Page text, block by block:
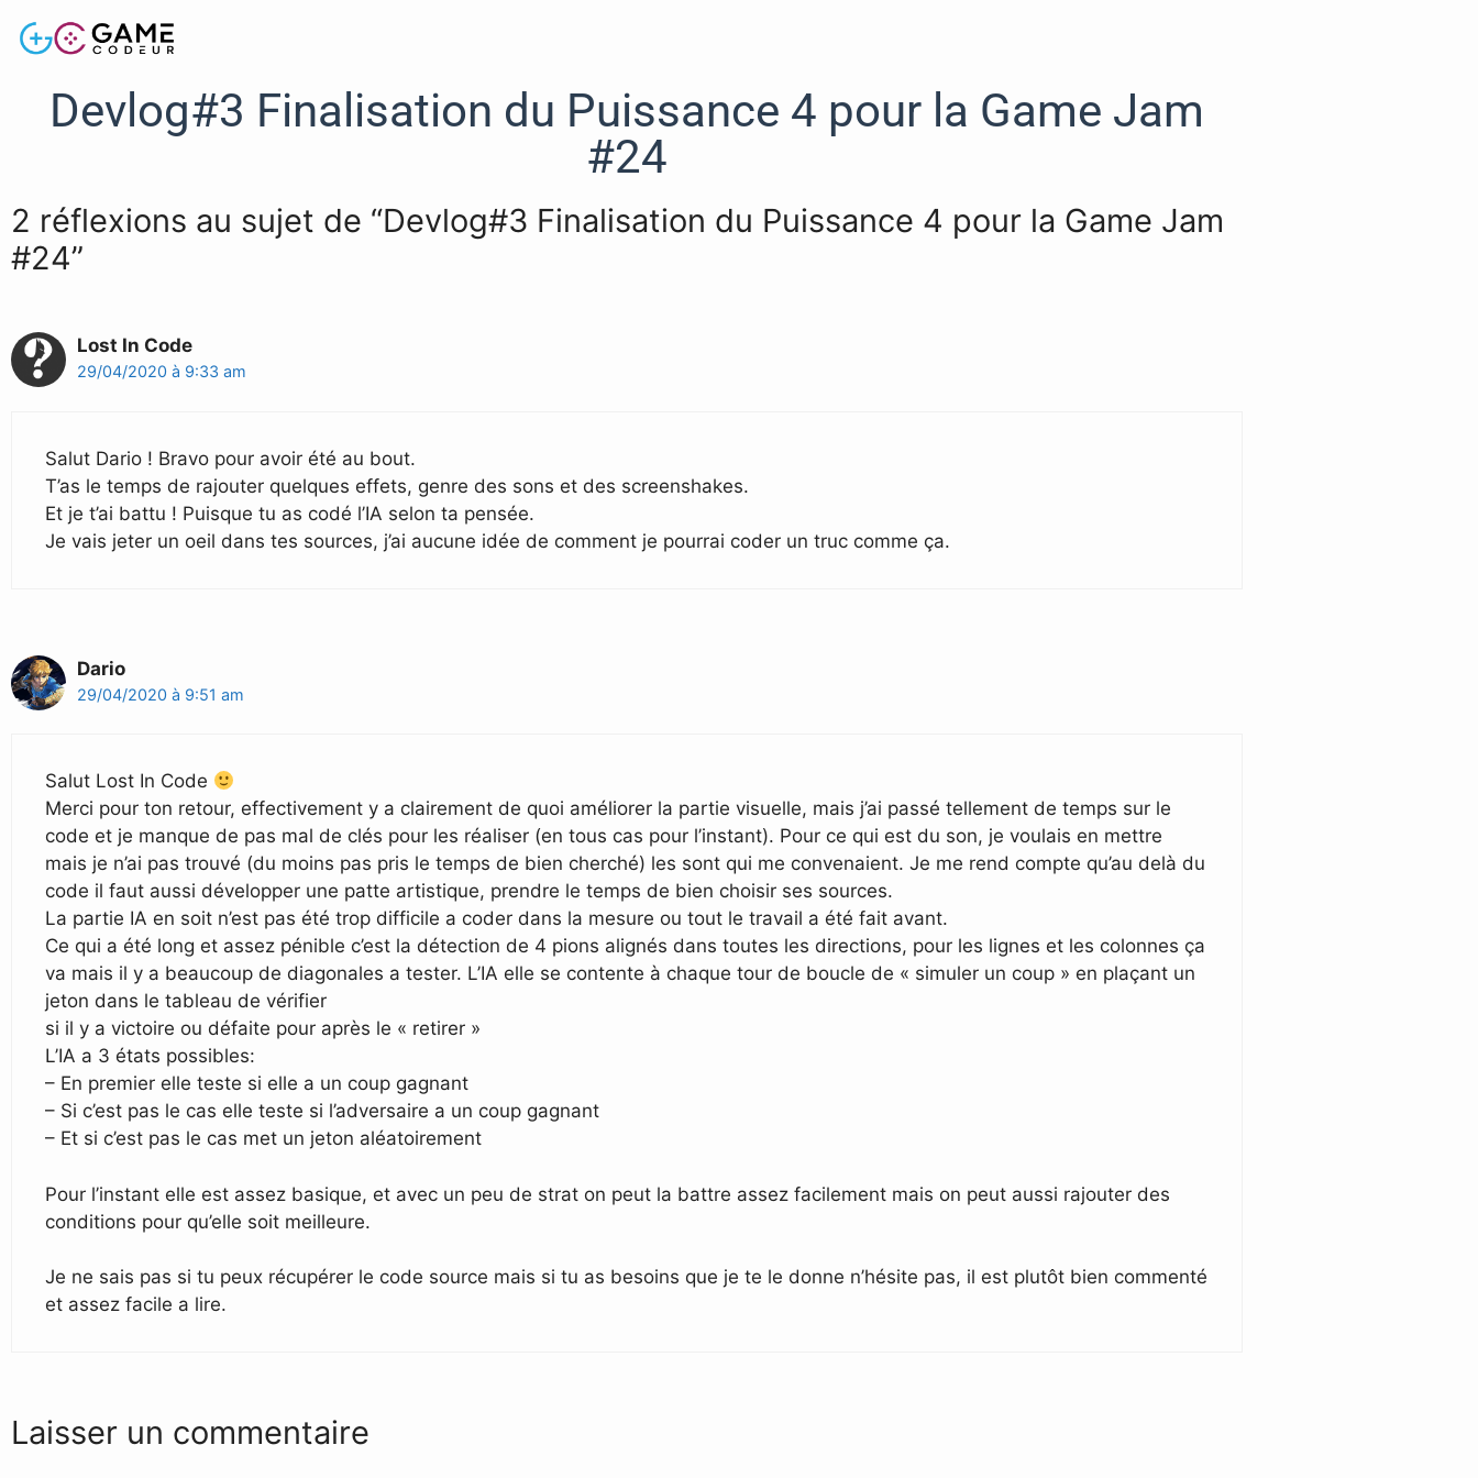
Devlog#3 Finalisation du Puissance 4 pour la Game Jam
#24
2 réflexions au sujet de “Devlog#3 Finalisation du Puissance 4 pour la Game Jam
#24”
Lost In Code
29/04/2020 à 9:33 am
Salut Dario ! Bravo pour avoir été au bout.
T’as le temps de rajouter quelques effets, genre des sons et des screenshakes.
Et je t’ai battu ! Puisque tu as codé l’IA selon ta pensée.
Je vais jeter un oeil dans tes sources, j’ai aucune idée de comment je pourrai coder un truc comme ça.
Dario
29/04/2020 à 9:51 am
Salut Lost In Code
Merci pour ton retour, effectivement y a clairement de quoi améliorer la partie visuelle, mais j’ai passé tellement de temps sur le
code et je manque de pas mal de clés pour les réaliser (en tous cas pour l’instant). Pour ce qui est du son, je voulais en mettre
mais je n’ai pas trouvé (du moins pas pris le temps de bien cherché) les sont qui me convenaient. Je me rend compte qu’au delà du
code il faut aussi développer une patte artistique, prendre le temps de bien choisir ses sources.
La partie IA en soit n’est pas été trop difficile a coder dans la mesure ou tout le travail a été fait avant.
Ce qui a été long et assez pénible c’est la détection de 4 pions alignés dans toutes les directions, pour les lignes et les colonnes ça
va mais il y a beaucoup de diagonales a tester. L’IA elle se contente à chaque tour de boucle de « simuler un coup » en plaçant un
jeton dans le tableau de vérifier
si il y a victoire ou défaite pour après le « retirer »
L’IA a 3 états possibles:
– En premier elle teste si elle a un coup gagnant
– Si c’est pas le cas elle teste si l’adversaire a un coup gagnant
– Et si c’est pas le cas met un jeton aléatoirement
Pour l’instant elle est assez basique, et avec un peu de strat on peut la battre assez facilement mais on peut aussi rajouter des
conditions pour qu’elle soit meilleure.
Je ne sais pas si tu peux récupérer le code source mais si tu as besoins que je te le donne n’hésite pas, il est plutôt bien commenté
et assez facile a lire.
Laisser un commentaire